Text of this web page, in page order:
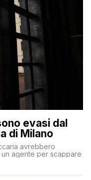
evasi dal
di Milano
avrebbero
agente per scappare